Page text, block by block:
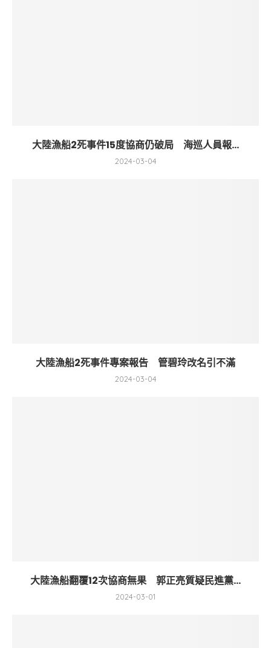
大陸漁船2死事件15度協商仍破局 海巡人員報...
2024-03-04
大陸漁船2死事件專案報告 管碧玲改名引不滿
2024-03-04
大陸漁船翻覆12次協商無果 郭正亮質疑民進黨...
2024-03-01